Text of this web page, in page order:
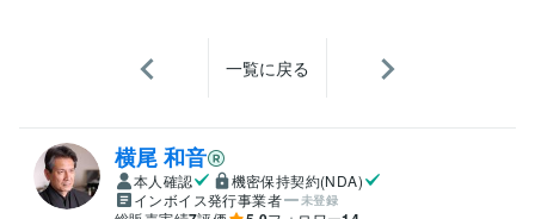
一覧に戻る
横尾 和音
本人確認
機密保持契約(NDA)
インボイス発行事業者
未登録